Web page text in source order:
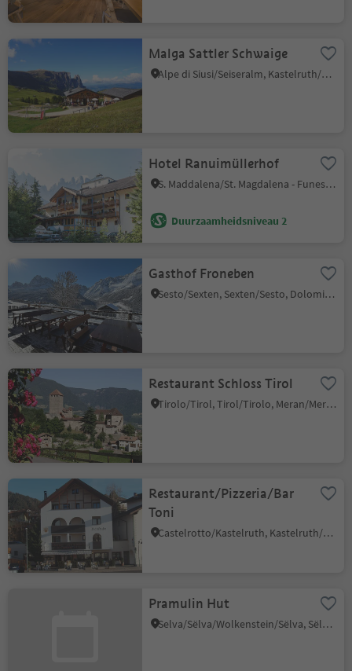
Malga Sattler Schwaige
Alpe di Siusi/Seiseralm, Kastelruth/Castelrotto, Dolomites Region Seiser Alm
Hotel Ranuimüllerhof
S. Maddalena/St. Magdalena - Funes/Villnöss, Villnöss/Funes, Dolomites Region Lüsen Villnöss
Duurzaamheidsniveau 2
Gasthof Froneben
Sesto/Sexten, Sexten/Sesto, Dolomites Region 3 Zinnen
Restaurant Schloss Tirol
Tirolo/Tirol, Tirol/Tirolo, Meran/Merano and environs
Restaurant/Pizzeria/Bar
Toni
Castelrotto/Kastelruth, Kastelruth/Castelrotto, Dolomites Region Seiser Alm
Pramulin Hut
Selva/Sëlva/Wolkenstein/Sëlva, Sëlva/Selva di Val Gardena, Dolomites Region Val Gardena